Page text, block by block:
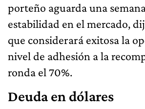
porteño aguarda una
estabilidad en el mercado,
que considerará exitosa la
nivel de adhesión a la
ronda el 70%.
Deuda en dólares